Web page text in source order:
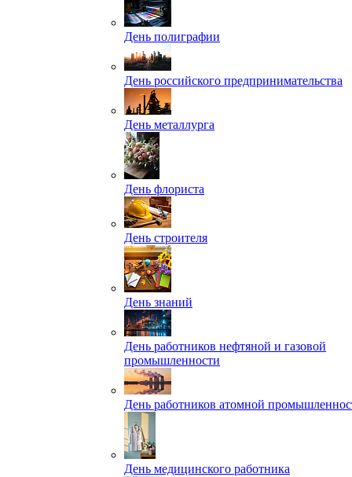
День полиграфии
День российского предпринимательства
День металлурга
День флориста
День строителя
День знаний
День работников нефтяной и газовой
промышленности
День работников атомной
День медицинского работника